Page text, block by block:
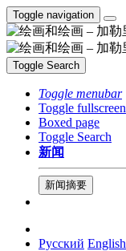
Toggle navigation
Toggle Search
Toggle menubar
Toggle fullscreen
Boxed page
Toggle Search
新闻
新闻摘要
Русский English